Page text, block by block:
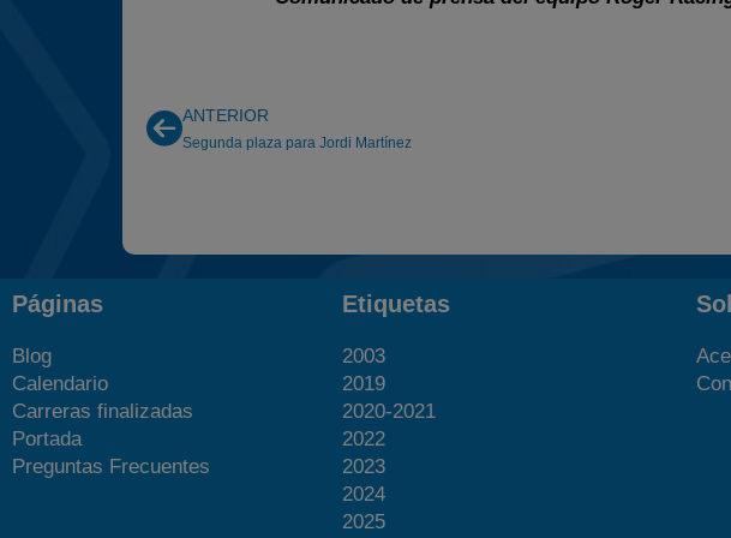
ANTERIOR
Segunda plaza para Jordi Martínez
Páginas
Blog
Calendario
Carreras finalizadas
Portada
Preguntas Frecuentes
Etiquetas
2003
2019
2020-2021
2022
2023
2024
2025